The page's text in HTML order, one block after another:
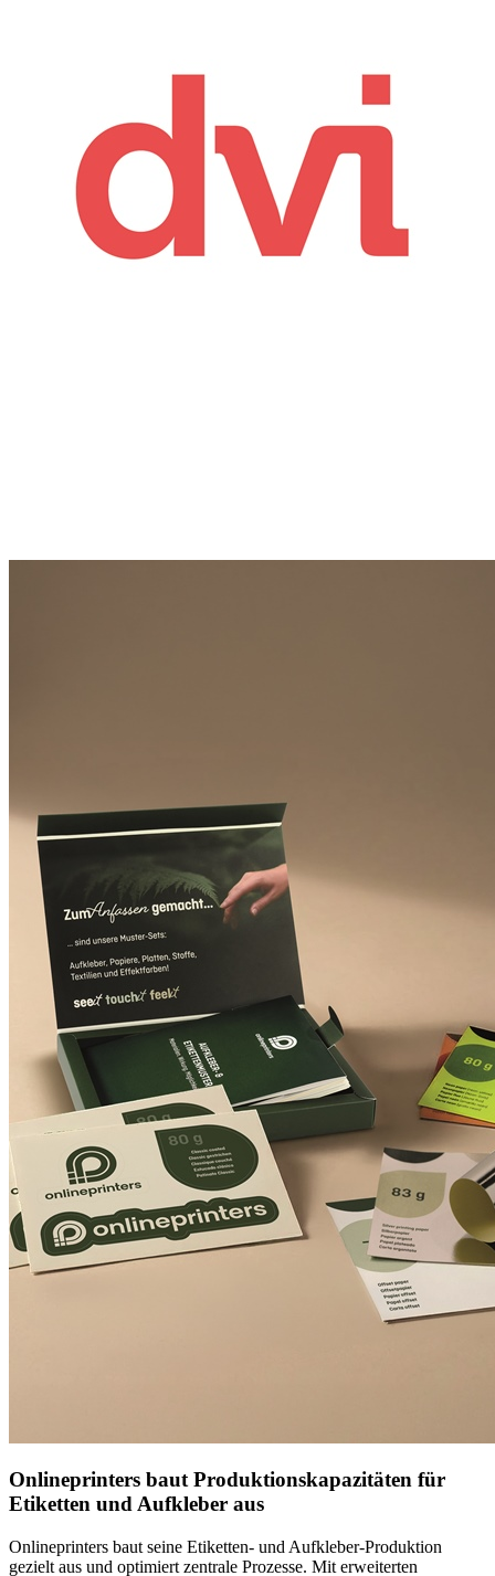
Onlineprinters baut Produktionskapazitäten für
Etiketten und Aufkleber aus
Onlineprinters baut seine Etiketten- und Aufkleber-Produktion
gezielt aus und optimiert zentrale Prozesse. Mit erweiterten